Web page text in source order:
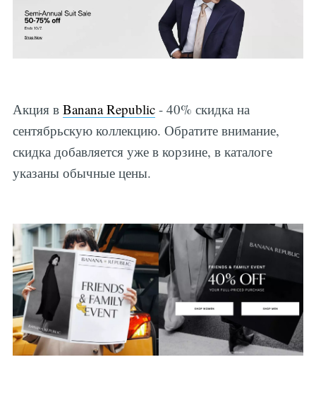
Акция в Banana Republic- 40% скидка на
сентябрьскую коллекцию. Обратите внимание,
скидка добавляется уже в корзине, в каталоге
указаны обычные цены.